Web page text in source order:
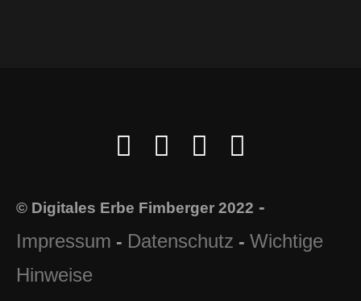
© Digitales Erbe Fimberger 2022 -
Impressum - Datenschutz - Wichtige
Hinweise